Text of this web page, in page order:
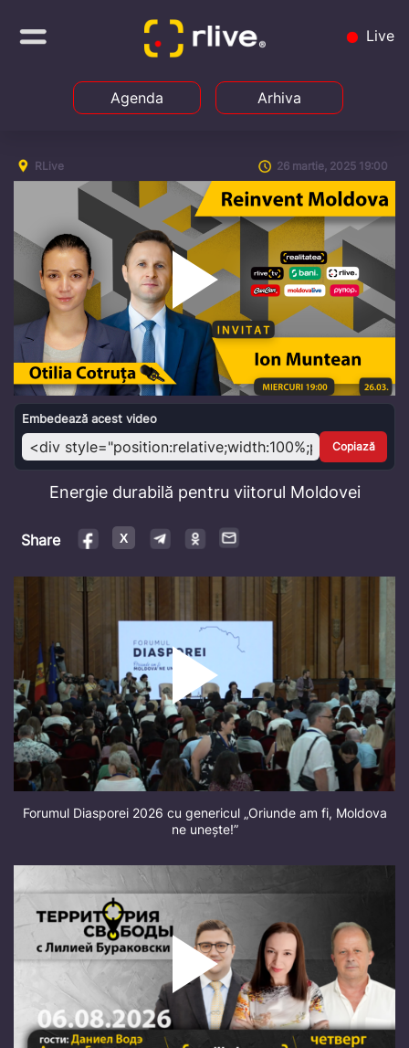
Live
Agenda Arhiva
RLive 26 martie, 2025 19:00
Play
Video
Embedează acest video
Copiază
Energie durabilă pentru viitorul Moldovei
Share
Forumul Diasporei 2026 cu genericul „Oriunde am fi, Moldova
ne unește!”